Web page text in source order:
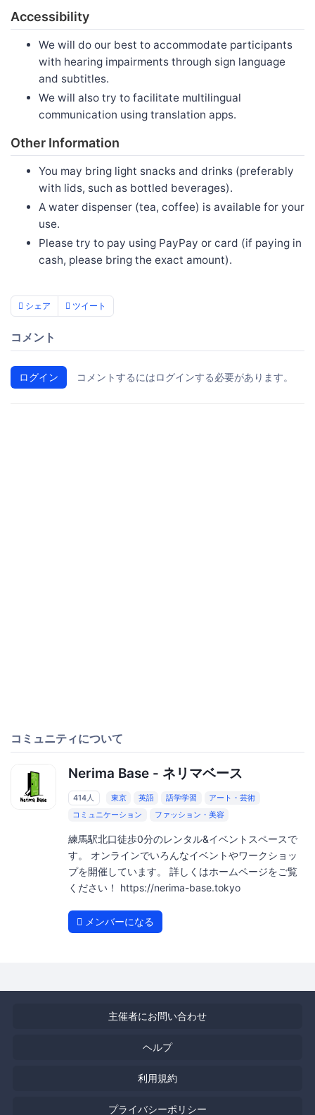
Accessibility
We will do our best to accommodate participants
with hearing impairments through sign language
and subtitles.
We will also try to facilitate multilingual
communication using translation apps.
Other Information
You may bring light snacks and drinks (preferably
with lids, such as bottled beverages).
A water dispenser (tea, coffee) is available for your
use.
Please try to pay using PayPay or card (if paying in
cash, please bring the exact amount).
シェア ツイート
コメント
ログイン コメントするにはログインする必要があります。
コミュニティについて
Nerima Base - ネリマベース
414人 東京 英語 語学学習
アート・芸術
コミュニケーション
ファッション・美容
練馬駅北口徒歩0分のレンタル&イベントスペースで
す。 オンラインでいろんなイベントやワークショッ
プを開催しています。 詳しくはホームページをご覧
ください！ https://nerima-base.tokyo
メンバーになる
主催者にお問い合わせ
ヘルプ
利用規約
プライバシーポリシー